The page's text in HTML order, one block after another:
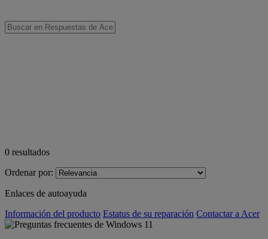
0 resultados
Ordenar por:
Enlaces de autoayuda
Información del producto Estatus de su reparación Contactar a Acer